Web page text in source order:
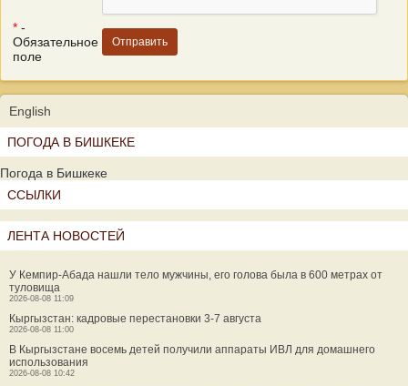
* -
Обязательное
поле
English
ПОГОДА В БИШКЕКЕ
Погода в Бишкеке
ССЫЛКИ
ЛЕНТА НОВОСТЕЙ
У Кемпир-Абада нашли тело мужчины, его голова была в 600 метрах от
туловища
2026-08-08 11:09
Кыргызстан: кадровые перестановки 3-7 августа
2026-08-08 11:00
В Кыргызстане восемь детей получили аппараты ИВЛ для домашнего
использования
2026-08-08 10:42